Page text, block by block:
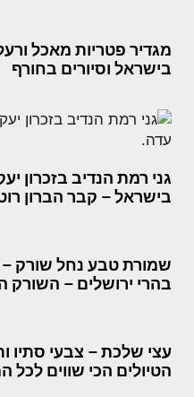
מגדיר פטריות מאכל
בישראל וסיורים בחורף
גני רמת הנדיב בזכרון
בישראל – קבר הברון
שמורת טבע נחל שורק
בהרי ירושלים – השורק
עצי שלכת – צבעי סתיו
הטיולים הכי שווים